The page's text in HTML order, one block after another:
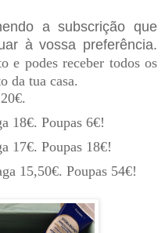
a subscrição que
à vossa preferência.
e podes receber todos os
da tua casa.
18€. Poupas 6€!
17€. Poupas 18€!
15,50€. Poupas 54€!